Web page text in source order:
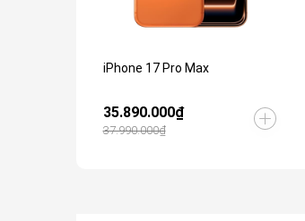
iPhone 17 Pro Max
35.890.000₫
37.990.000₫